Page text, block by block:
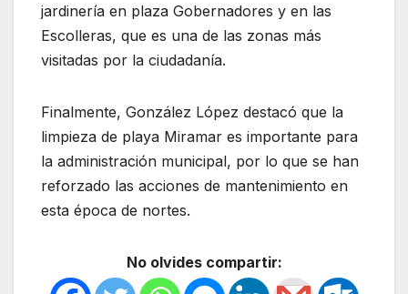
jardinería en plaza Gobernadores y en las
Escolleras, que es una de las zonas más
visitadas por la ciudadanía.
Finalmente, González López destacó que la
limpieza de playa Miramar es importante para
la administración municipal, por lo que se han
reforzado las acciones de mantenimiento en
esta época de nortes.
No olvides compartir: